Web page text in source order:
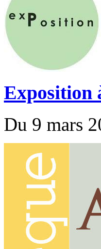
Exposition
Du 9 mars